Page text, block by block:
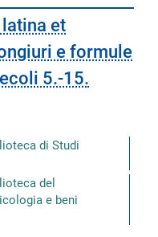
et
e formule
5.-15.
di Studi
del
e beni